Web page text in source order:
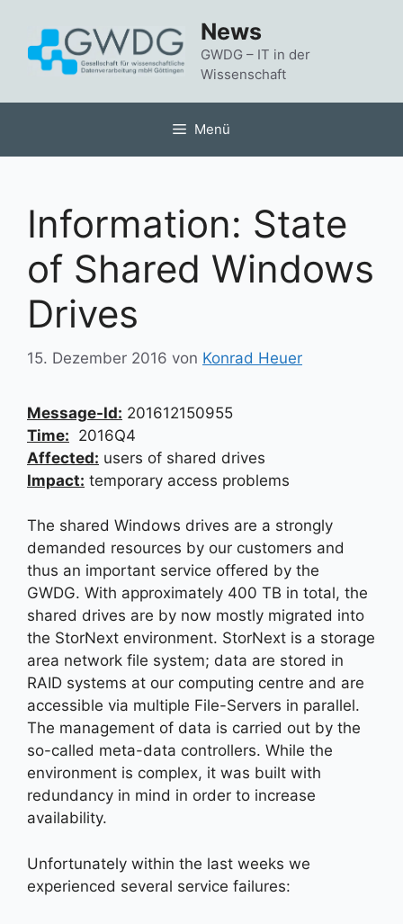
springen
News
GWDG – IT in der
Wissenschaft
Menü
Information: State
of Shared Windows
Drives
15. Dezember 2016 von Konrad Heuer
Message-Id: 201612150955
Time: 2016Q4
Affected: users of shared drives
Impact: temporary access problems
The shared Windows drives are a strongly
demanded resources by our customers and
thus an important service offered by the
GWDG. With approximately 400 TB in total, the
shared drives are by now mostly migrated into
the StorNext environment. StorNext is a storage
area network file system; data are stored in
RAID systems at our computing centre and are
accessible via multiple File-Servers in parallel.
The management of data is carried out by the
so-called meta-data controllers. While the
environment is complex, it was built with
redundancy in mind in order to increase
availability.
Unfortunately within the last weeks we
experienced several service failures: